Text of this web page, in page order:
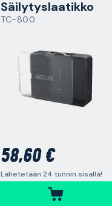
Säilytyslaatikko
TC-800
58,60 €
Lähetetään 24 tunnin sisällä!